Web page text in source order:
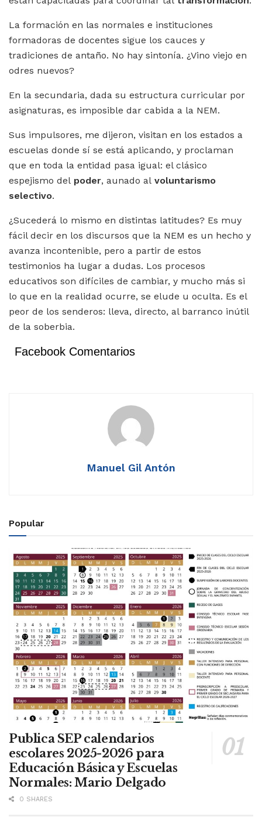
La formación en las normales e instituciones
formadoras de docentes sigue los cauces y
tradiciones de antaño. No hay sintonía. ¿Vino viejo en
odres nuevos?
En la secundaria, dada su estructura curricular por
asignaturas, es imposible dar cabida a la NEM.
Sus impulsores, me dijeron, visitan en los estados a
escuelas donde sí se está aplicando, y proclaman
que en toda la entidad pasa igual: el clásico
espejismo del poder, aunado al voluntarismo
selectivo.
¿Sucederá lo mismo en distintas latitudes? Es muy
fácil decir en los discursos que la NEM es un hecho y
avanza incontenible, pero a partir de estos
testimonios ha lugar a dudas. Los procesos
educativos son difíciles de cambiar, y mucho más si
lo que en la realidad ocurre, se elude u oculta. Es el
peor de los senderos: lleva, directo, al barranco inútil
de la soberbia.
Facebook Comentarios
Manuel Gil Antón
Popular
Publica SEP calendarios
escolares 2025-2026 para
Educación Básica y Escuelas
Normales: Mario Delgado
0 SHARES